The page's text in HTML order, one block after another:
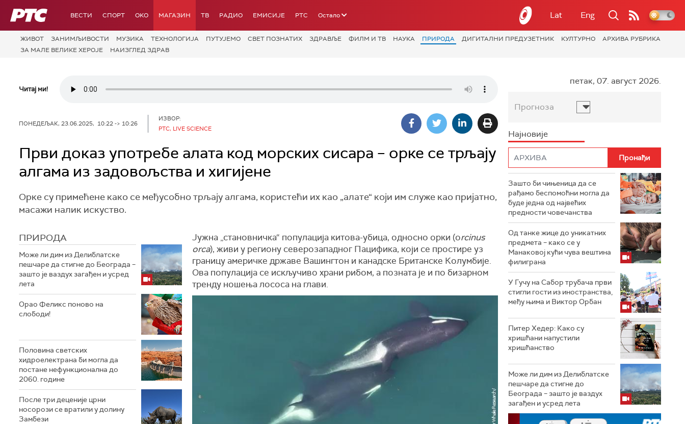
РТС ВЕСТИ СПОРТ OKO МАГАЗИН ТВ РАДИО ЕМИСИЈЕ РТС Остало Lat Eng
ЖИВОТ ЗАНИМЉИВОСТИ МУЗИКА ТЕХНОЛОГИЈA ПУТУЈЕМО СВЕТ ПОЗНАТИХ ЗДРАВЉЕ ФИЛМ И ТВ НАУКА ПРИРОДА ДИГИТАЛНИ ПРЕДУЗЕТНИК КУЛТУРНО
АРХИВА РУБРИКА
ЗА МАЛЕ ВЕЛИКЕ ХЕРОЈЕ
НАИЗГЛЕД ЗДРАВ
Читај ми!
ПОНЕДЕЉАК, 23.06.2025, 10:22 -> 10:26
ИЗВОР:
РТС, LIVE SCIENCE
Први доказ употребе алата код морских сисара – орке се трљају
алгама из задовољства и хигијене
Орке су примећене како се међусобно трљају алгама, користећи их као „алате“ који им служе као пријатно,
масажи налик искуство.
ПРИРОДА
Може ли дим из Делиблатске
пешчаре да стигне до Београда –
зашто је ваздух загађен и усред
лета
Орао Феликс поново на
слободи!
Половина светских
хидроелектрана би могла да
постане нефункционална до
2060. године
После три деценије црни
носорози се вратили у долину
Замбези
Јужна „становничка“ популација китова-убица, односно орки (orcinus
orca), живи у региону северозападног Пацифика, који се простире уз
границу америчке државе Вашингтон и канадске Британске Колумбије.
Ова популација се искључиво храни рибом, а позната је и по бизарном
тренду ношења лососа на глави.
петак, 07. август 2026.
Прогноза
Најновије
Зашто би чињеница да се
рађамо беспомоћни могла да
буде једна од највећих
предности човечанства
Од танке жице до уникатних
предмета – како се у
Манаковој кући чува вештина
филиграна
У Гучу на Сабор трубача први
стигли гости из иностранства,
међу њима и Виктор Орбан
Питер Хедер: Како су
хришћани напустили
хришћанство
Може ли дим из Делиблатске
пешчаре да стигне до
Београда – зашто је ваздух
загађен и усред лета